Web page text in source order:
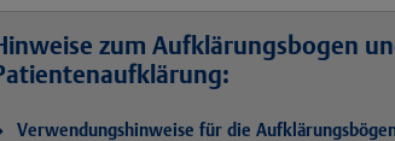
zum Aufklärungsbogen
Verwendungshinweise für die